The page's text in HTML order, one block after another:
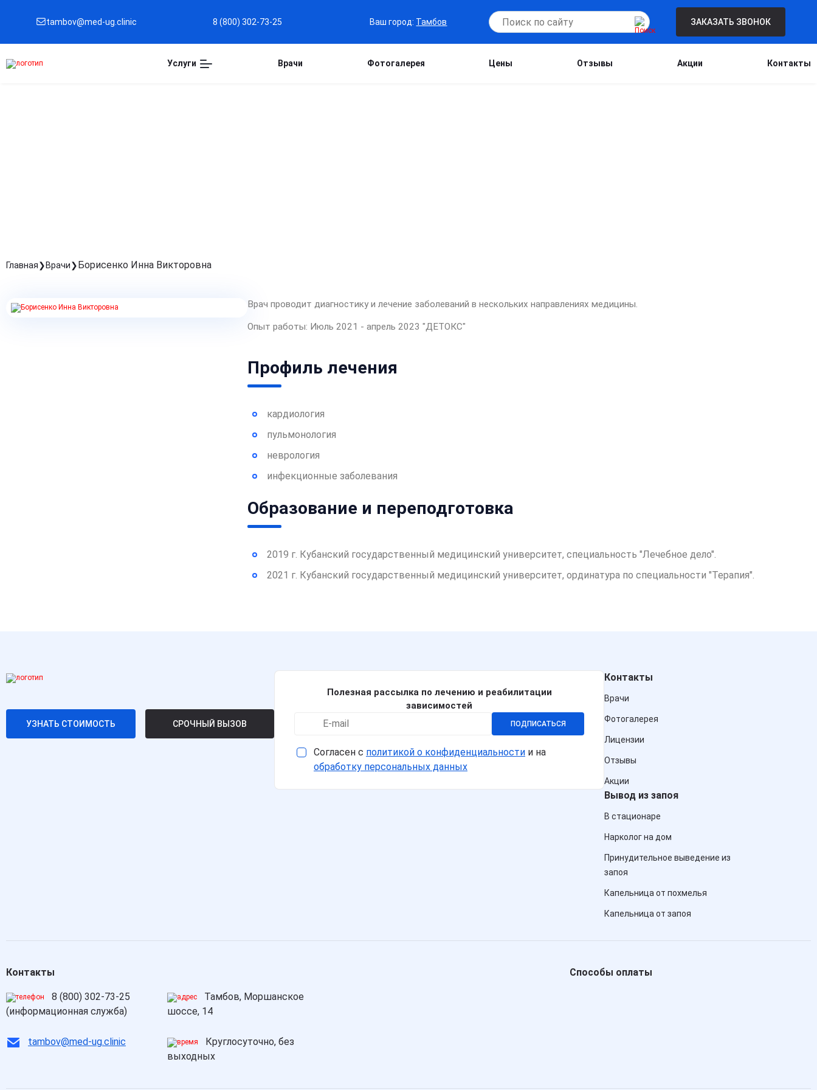
tambov@med-ug.clinic 8 (800) 302-73-25 Ваш город: Тамбов ЗАКАЗАТЬ ЗВОНОК
Услуги Врачи Фотогалерея Цены Отзывы Акции Контакты
Главная Врачи Борисенко Инна Викторовна
Врач проводит диагностику и лечение заболеваний в нескольких направлениях медицины.
Опыт работы: Июль 2021 - апрель 2023 "ДЕТОКС"
Профиль лечения
кардиология
пульмонология
неврология
инфекционные заболевания
Образование и переподготовка
2019 г. Кубанский государственный медицинский университет, специальность "Лечебное дело".
2021 г. Кубанский государственный медицинский университет, ординатура по специальности "Терапия".
УЗНАТЬ СТОИМОСТЬ СРОЧНЫЙ ВЫЗОВ
Полезная рассылка по лечению и реабилитации
зависимостей
ПОДПИСАТЬСЯ
Согласен с политикой о конфиденциальности и на
обработку персональных данных
Контакты
Врачи
Фотогалерея
Лицензии
Отзывы
Акции
Вывод из запоя
В стационаре
Нарколог на дом
Принудительное выведение из
запоя
Капельница от похмелья
Капельница от запоя
Контакты
8 (800) 302-73-25
(информационная служба)
Тамбов, Моршанское
шоссе, 14
tambov@med-ug.clinic
Круглосуточно, без
выходных
Способы оплаты